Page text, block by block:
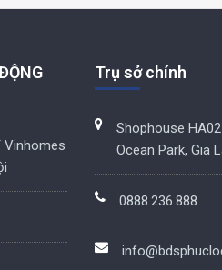
Vinhomes
Trụ sở chính
Shophouse
Ocean Park, Gia
0888.236.888